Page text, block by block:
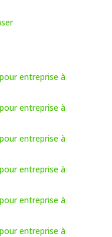
entreprise à
entreprise à
entreprise à
entreprise à
entreprise à
entreprise à